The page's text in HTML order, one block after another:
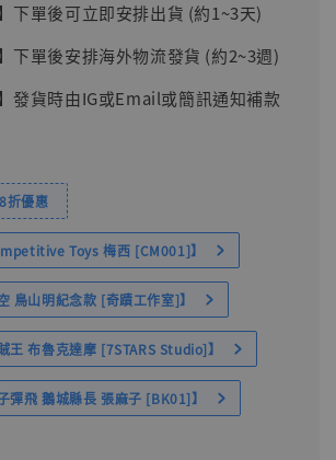
下單後可立即安排出貨 (約1~3天)
下單後安排海外物流發貨 (約2~3週)
發貨時由IG或Email或簡訊通知補款
折優惠
Toys 梅西 [CM001]】
鳥山明紀念款 [奇蹟工作室]】
王 布魯克達摩 [7STARS Studio]】
彈飛 鵝城縣長 張麻子 [BK01]】